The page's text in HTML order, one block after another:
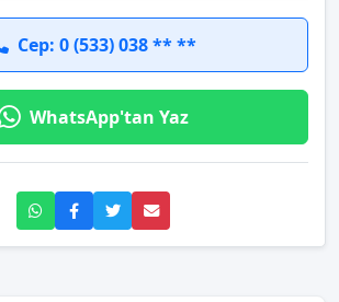
Cep: 0 (533) 038 ** **
WhatsApp'tan Yaz